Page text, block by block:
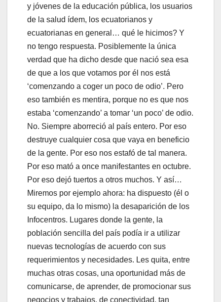
y jóvenes de la educación pública, los usuarios
de la salud ídem, los ecuatorianos y
ecuatorianas en general… qué le hicimos? Y
no tengo respuesta. Posiblemente la única
verdad que ha dicho desde que nació sea esa
de que a los que votamos por él nos está
‘comenzando a coger un poco de odio’. Pero
eso también es mentira, porque no es que nos
estaba ‘comenzando’ a tomar ‘un poco’ de odio.
No. Siempre aborreció al país entero. Por eso
destruye cualquier cosa que vaya en beneficio
de la gente. Por eso nos estafó de tal manera.
Por eso mató a once manifestantes en octubre.
Por eso dejó tuertos a otros muchos. Y así…
Miremos por ejemplo ahora: ha dispuesto (él o
su equipo, da lo mismo) la desaparición de los
Infocentros. Lugares donde la gente, la
población sencilla del país podía ir a utilizar
nuevas tecnologías de acuerdo con sus
requerimientos y necesidades. Les quita, entre
muchas otras cosas, una oportunidad más de
comunicarse, de aprender, de promocionar sus
negocios y trabajos, de conectividad, tan